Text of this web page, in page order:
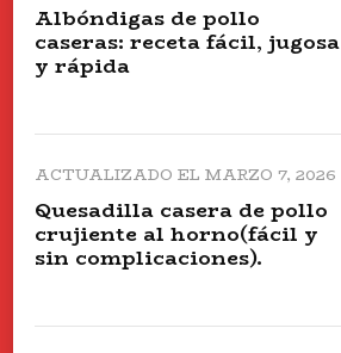
Albóndigas de pollo
caseras: receta fácil, jugosa
y rápida
ACTUALIZADO EL MARZO 7, 2026
Quesadilla casera de pollo
crujiente al horno(fácil y
sin complicaciones).